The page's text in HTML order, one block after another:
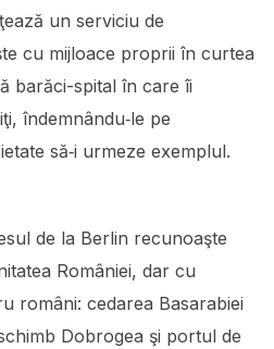
un serviciu de
cu mijloace proprii în curtea
barăci-spital în care îi
îndemnându‑le pe
să‑i urmeze exemplul.
de la Berlin recunoaşte
României, dar cu
români: cedarea Basarabiei
Dobrogea şi portul de